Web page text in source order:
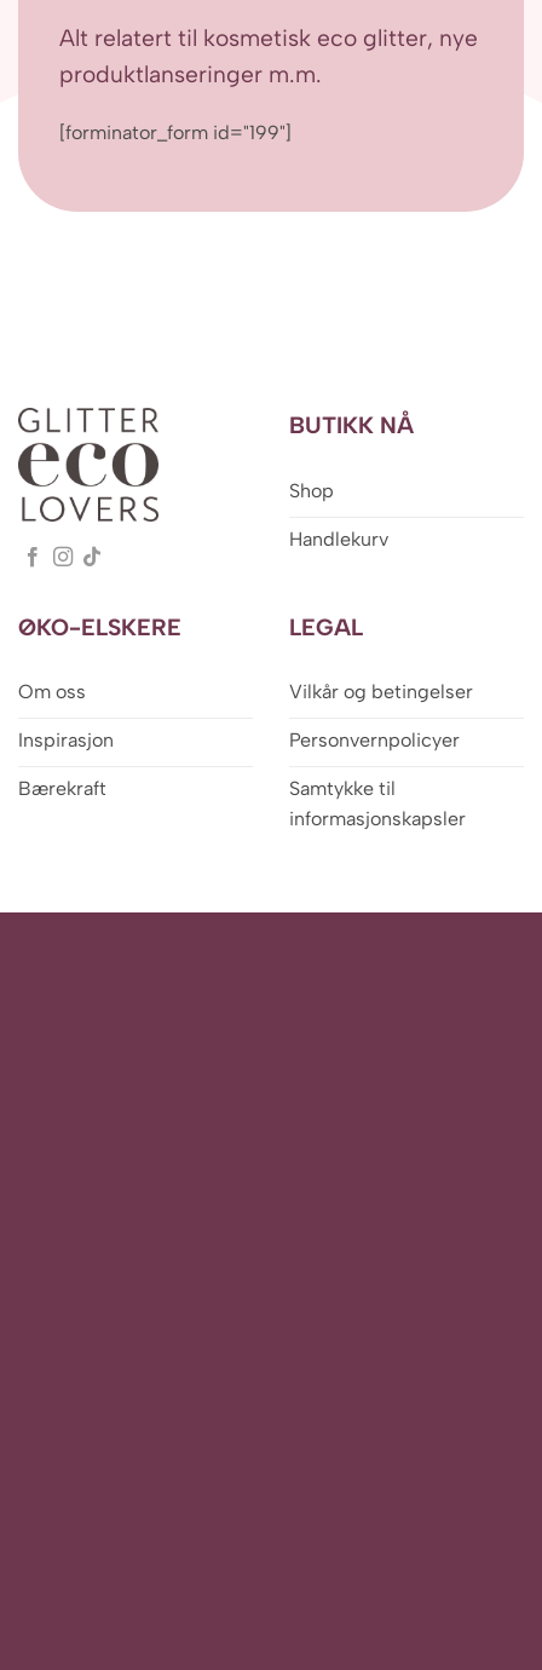
Alt relatert til kosmetisk eco glitter, nye
produktlanseringer m.m.
[forminator_form id="199"]
BUTIKK NÅ
Shop
Handlekurv
ØKO-ELSKERE
Om oss
Inspirasjon
Bærekraft
LEGAL
Vilkår og betingelser
Personvernpolicyer
Samtykke til
informasjonskapsler